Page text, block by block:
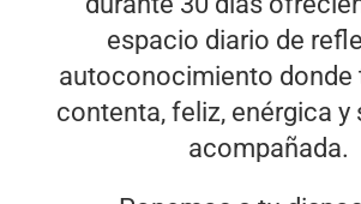
espacio diario de
autoconocimiento donde
contenta, feliz, enérgica y
acompañada.